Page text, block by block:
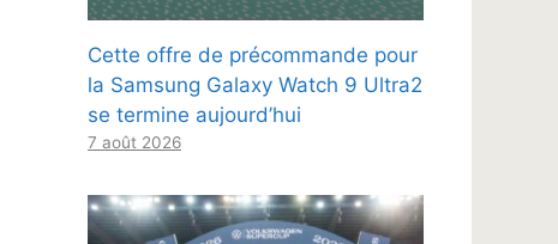
Cette offre de précommande pour
la Samsung Galaxy Watch 9 Ultra2
se termine aujourd’hui
7 août 2026